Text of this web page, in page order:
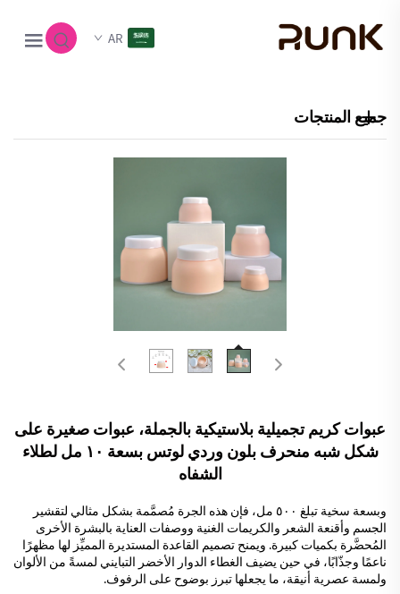
AR
جميع المنتجات
عبوات كريم تجميلية بلاستيكية بالجملة، عبوات صغيرة على
شكل شبه منحرف بلون وردي لوتس بسعة ١٠ مل لطلاء
الشفاه
وبسعة سخية تبلغ ٥٠٠ مل، فإن هذه الجرة مُصمَّمة بشكل مثالي لتقشير
الجسم وأقنعة الشعر والكريمات الغنية ووصفات العناية بالبشرة الأخرى
المُحضَّرة بكميات كبيرة. ويمنح تصميم القاعدة المستديرة المميِّز لها مظهرًا
ناعمًا وجذّابًا، في حين يضيف الغطاء الدوار الأخضر التبايني لمسةً من الألوان
ولمسة عصرية أنيقة، ما يجعلها تبرز بوضوح على الرفوف.